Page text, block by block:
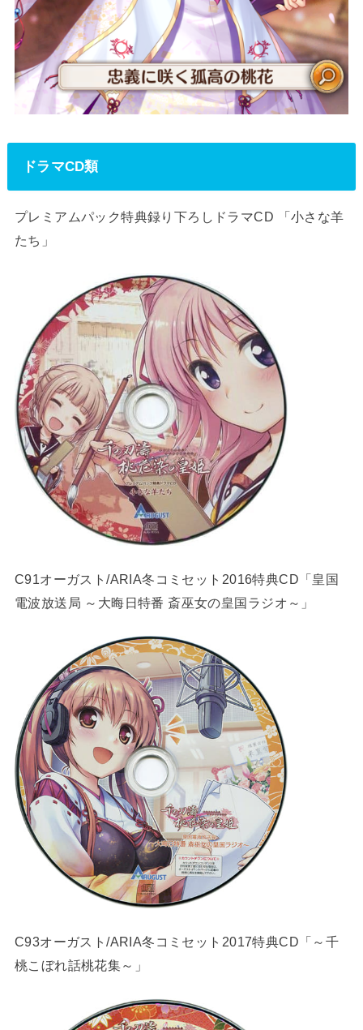
ドラマCD類
プレミアムパック特典録り下ろしドラマCD 「小さな羊
たち」
C91オーガスト/ARIA冬コミセット2016特典CD「皇国
電波放送局 ～大晦日特番 斎巫女の皇国ラジオ～」
C93オーガスト/ARIA冬コミセット2017特典CD「～千
桃こぼれ話桃花集～」